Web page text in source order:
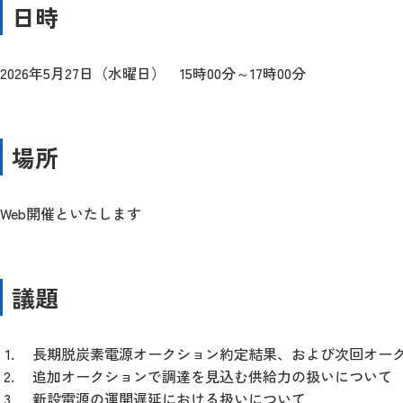
日時
2026年5月27日（水曜日） 15時00分～17時00分
場所
Web開催といたします
議題
長期脱炭素電源オークション約定結果、および次回オー
追加オークションで調達を見込む供給力の扱いについて
新設電源の運開遅延における扱いについて